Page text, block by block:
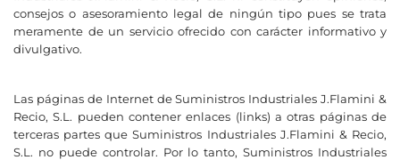
consejos o asesoramiento legal de ningún tipo pues se trata
meramente de un servicio ofrecido con carácter informativo y
divulgativo.
Las páginas de Internet de Suministros Industriales J.Flamini &
Recio, S.L. pueden contener enlaces (links) a otras páginas de
terceras partes que Suministros Industriales J.Flamini & Recio,
S.L. no puede controlar. Por lo tanto, Suministros Industriales